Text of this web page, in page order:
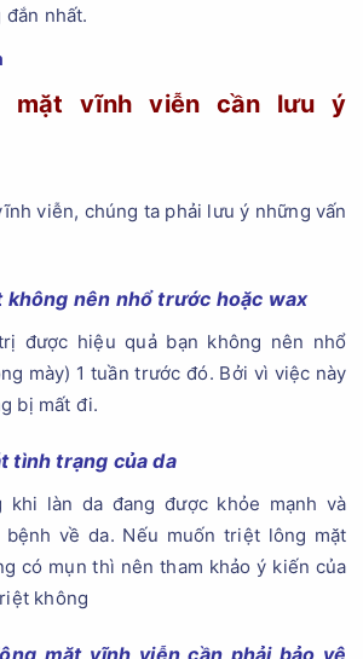
nhất.
mặt vĩnh viễn cần lưu ý
viễn, chúng ta phải lưu ý những vấn
nên nhổ trước hoặc wax
được hiệu quả bạn không nên nhổ
mày) 1 tuần trước đó. Bởi vì việc này
bị mất đi.
tình trạng của da
làn da đang được khỏe mạnh và
bệnh về da. Nếu muốn triệt lông mặt
có mụn thì nên tham khảo ý kiến của
không
mặt vĩnh viễn cần phải bảo vệ